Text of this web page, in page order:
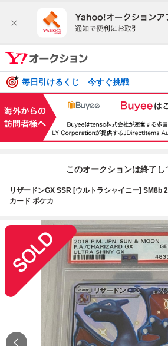
毎日引けるくじ 今すぐ挑戦
このオークションは終了し
リザードンGX SSR [ウルトラシャイニー] SM8b
カード ポケカ